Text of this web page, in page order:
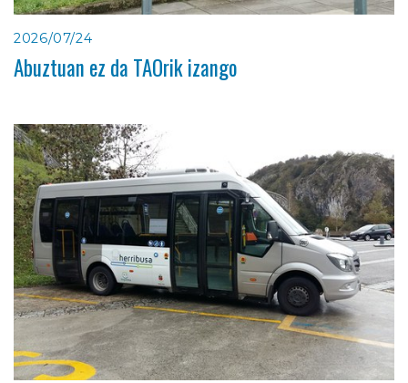
2026/07/24
Abuztuan ez da TAOrik izango